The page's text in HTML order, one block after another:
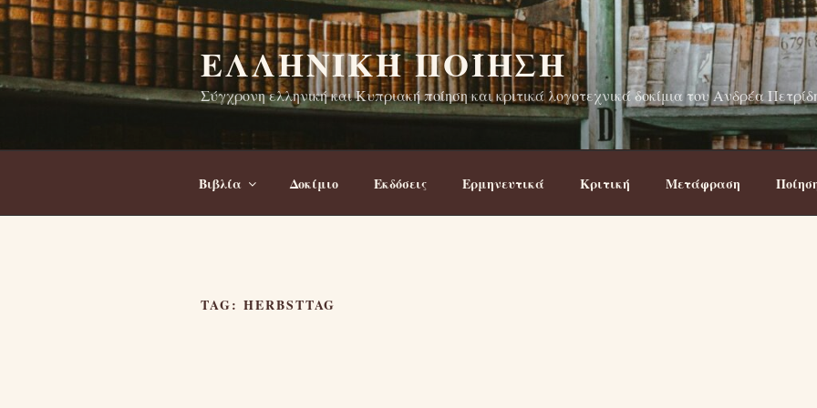
Skip
content
ΕΛΛΗΝΙΚΉ ΠΟΊΗΣΗ
Σύγχρονη ελληνική και Κυπριακή ποίηση και κριτικά λογοτεχνικά δοκίμια του Ανδρέα
Βιβλία Δοκίμιο Εκδόσεις Ερμηνευτικά Κριτική Μετάφραση
TAG: HERBSTTAG